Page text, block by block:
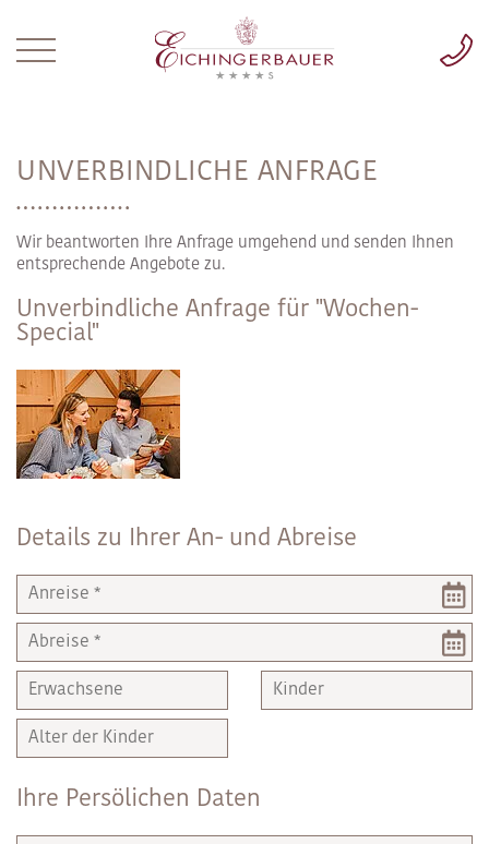
UNVERBINDLICHE ANFRAGE
Wir beantworten Ihre Anfrage umgehend und senden Ihnen
entsprechende Angebote zu.
Unverbindliche Anfrage für "Wochen-
Special"
Details zu Ihrer An- und Abreise
Ihre Persölichen Daten